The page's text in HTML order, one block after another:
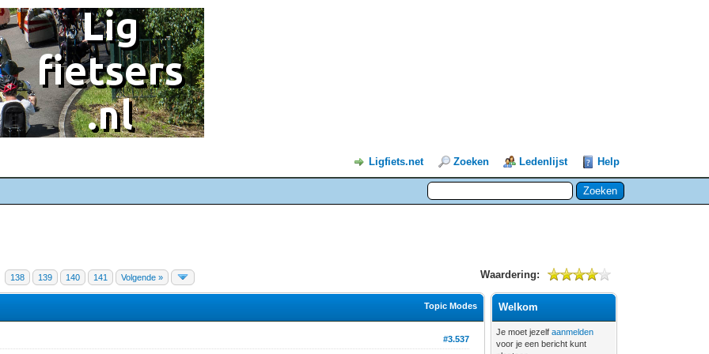
Ligfiets.net Zoeken Ledenlijst Help
138 139 140 141 Volgende » Waardering:
Topic Modes
#3.537
Welkom
Je moet jezelfaanmelden
voor je een bericht kunt